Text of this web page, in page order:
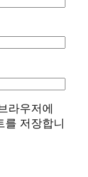
라우저에
를 저장합니